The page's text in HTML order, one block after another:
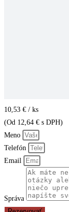
10,53 € / ks
(Od 12,64 € s DPH)
Meno
Telefón
Email
Správa